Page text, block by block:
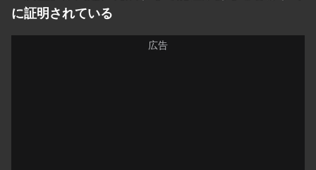
に証明されている